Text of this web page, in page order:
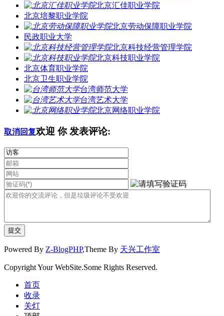
北京汇佳职业学院
北京培黎职业学院
北京劳动保障职业学院
民政职业大学
北京科技经营管理学院
北京科技职业学院
北京体育职业学院
北京卫生职业学院
台湾师范大学
台湾艺术大学
北京网络职业学院
取消回复欢迎 你发表评论:
Powered By Z-BlogPHP,Theme By 天兴工作室
Copyright Your WebSite.Some Rights Reserved.
首页
收录
关灯